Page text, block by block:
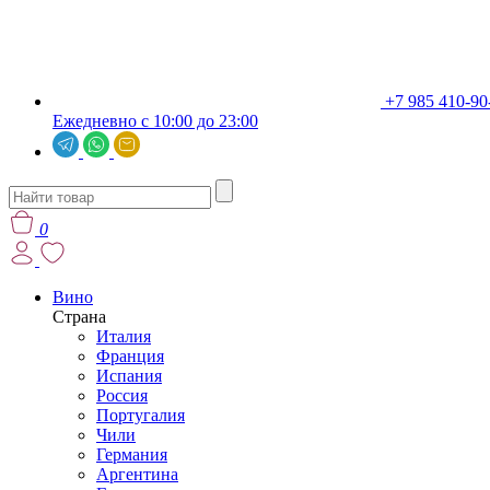
+7 985 410-
Ежедневно с 10:00 до 23:00
0
Вино
Страна
Италия
Франция
Испания
Россия
Португалия
Чили
Германия
Аргентина